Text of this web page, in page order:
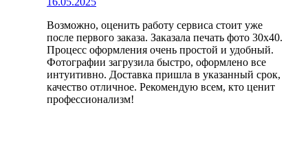
Возможно, оценить работу сервиса стоит уже
после первого заказа. Заказала печать фото 30х40.
Процесс оформления очень простой и удобный.
Фотографии загрузила быстро, оформлено все
интуитивно. Доставка пришла в указанный срок,
качество отличное. Рекомендую всем, кто ценит
профессионализм!